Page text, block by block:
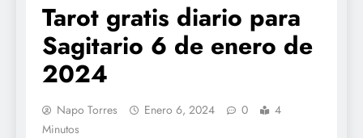
Tarot gratis diario para
Sagitario 6 de enero de
2024
Napo Torres Enero 6, 2024 0
4
Minutos